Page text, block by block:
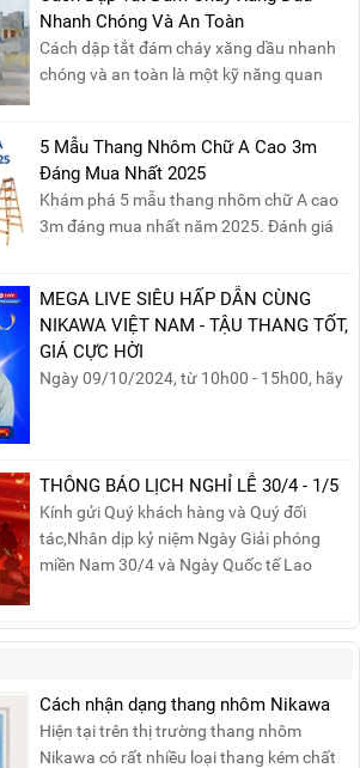
Nhanh Chóng Và An Toàn
Cách dập tắt đám cháy xăng dầu nhanh
chóng và an toàn là một kỹ năng quan
cháy xăng dầu rất dễ lan rộng và gây thiệt
hại nghiêm trọng nếu không được xử lý kịp
thời. Vì vậy, việc hiểu rõ các phương pháp
dập tắt...
5 Mẫu Thang Nhôm Chữ A Cao 3m
Đáng Mua Nhất 2025
Khám phá 5 mẫu thang nhôm chữ A cao
3m đáng mua nhất năm 2025. Đánh giá
sản phẩm phù hợp!
MEGA LIVE SIÊU HẤP DẪN CÙNG
NIKAWA VIỆT NAM - TẬU THANG TỐT,
GIÁ CỰC HỜI
Ngày 09/10/2024, từ 10h00 - 15h00, hãy
phần quà siêu hấp dẫn và mua sắm
những sản phẩm thang chính hãng với
mức giá không thể tốt hơn!Tham gia
Mega Live, bạn sẽ nhận được gì?...
THÔNG BÁO LỊCH NGHỈ LỄ 30/4 - 1/5
Kính gửi Quý khách hàng và Quý đối
tác,Nhân dịp kỷ niệm Ngày Giải phóng
miền Nam 30/4 và Ngày Quốc tế Lao
báo lịch nghỉ lễ như sau:Thời gian nghỉ: Từ
Thứ Ba, ngày 29/04/2025 đến hết Chủ
Cách nhận dạng thang nhôm Nikawa
Hiện tại trên thị trường thang nhôm
Nikawa có rất nhiều loại thang kém chất